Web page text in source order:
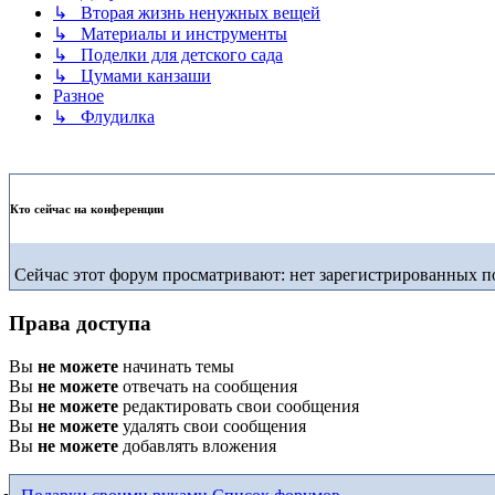
↳ Вторая жизнь ненужных вещей
↳ Материалы и инструменты
↳ Поделки для детского сада
↳ Цумами канзаши
Разное
↳ Флудилка
Кто сейчас на конференции
Сейчас этот форум просматривают: нет зарегистрированных
Права доступа
Вы не можете начинать темы
Вы не можете отвечать на сообщения
Вы не можете редактировать свои сообщения
Вы не можете удалять свои сообщения
Вы не можете добавлять вложения